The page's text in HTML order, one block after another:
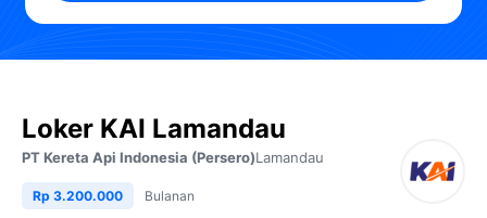
Loker KAI Lamandau
PT Kereta Api Indonesia (Persero)Lamandau
Rp 3.200.000 Bulanan